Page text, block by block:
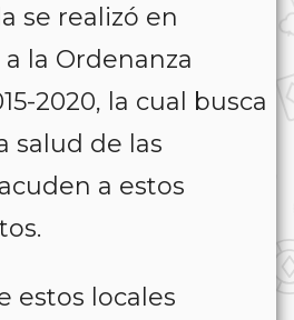
se realizó en
la Ordenanza
2020, la cual busca
salud de las
a estos
estos locales